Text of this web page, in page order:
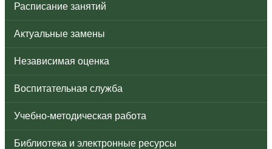
Расписание занятий
Актуальные замены
Независимая оценка
Воспитательная служба
Учебно-методическая работа
Библиотека и электронные ресурсы